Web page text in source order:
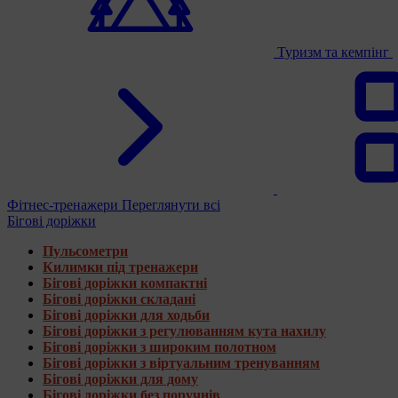
Туризм та кемпінг
Фітнес-тренажери Переглянути всі
Бігові доріжки
Пульсометри
Килимки під тренажери
Бігові доріжки компактні
Бігові доріжки складані
Бігові доріжки для ходьби
Бігові доріжки з регулюванням кута нахилу
Бігові доріжки з широким полотном
Бігові доріжки з віртуальним тренуванням
Бігові доріжки для дому
Бігові доріжки без поручнів